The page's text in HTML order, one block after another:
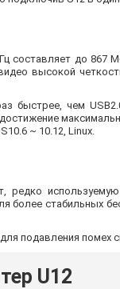
составляет до 867
высокой
быстрее, чем
~ 10.12, Linux.
редко
более стабильных
подавления помех
U12